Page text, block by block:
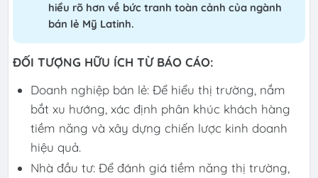
hiểu rõ hơn về bức tranh toàn cảnh của ngành
bán lẻ Mỹ Latinh.
ĐỐI TƯỢNG HỮU ÍCH TỪ BÁO CÁO:
Doanh nghiệp bán lẻ: Để hiểu thị trường, nắm
bắt xu hướng, xác định phân khúc khách hàng
tiềm năng và xây dựng chiến lược kinh doanh
hiệu quả.
Nhà đầu tư: Để đánh giá tiềm năng thị trường,